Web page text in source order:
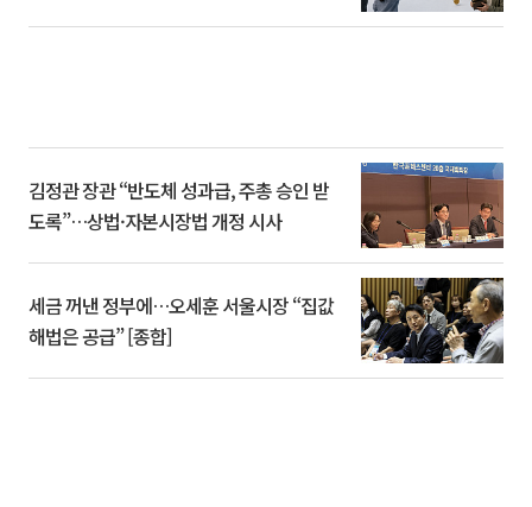
김정관 장관 “반도체 성과급, 주총 승인 받
도록”…상법·자본시장법 개정 시사
세금 꺼낸 정부에…오세훈 서울시장 “집값
해법은 공급” [종합]